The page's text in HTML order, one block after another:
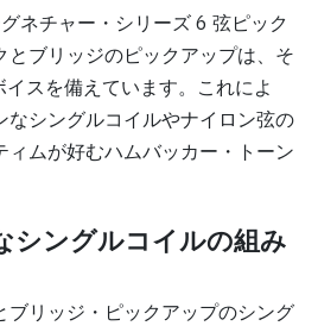
ネチャー・シリーズ 6 弦ピック
とブリッジのピックアップは、そ
スを備えています。これによ
なシングルコイルやナイロン弦の
ィムが好むハムバッカー・トーン
シングルコイルの組み
ブリッジ・ピックアップのシング